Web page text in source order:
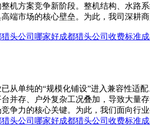
机方案竞争新阶段。整机结构、水
端市场的核心壁垒。为此，我司深耕
猎头公司哪家好成都猎头公司收费标准
从单纯的“规模化铺设”进入兼容性适
并存、户外复杂工况叠加，导致大量
争力的核心关键。为此，我们面向行
猎头公司哪家好成都猎头公司收费标准